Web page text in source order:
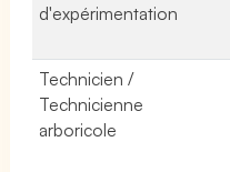
d'expérimentation
Technicien /
Technicienne
arboricole